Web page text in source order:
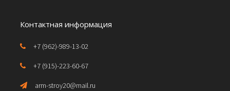
Контактная информация
+7 (962)-989-13-02
+7 (915)-223-60-67
arm-stroy20@mail.ru